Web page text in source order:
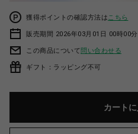
獲得ポイントの確認方法は こちら
販売期間 2026年03月01日 00時00
この商品について問い合わせる
ギフト：ラッピング不可
カート